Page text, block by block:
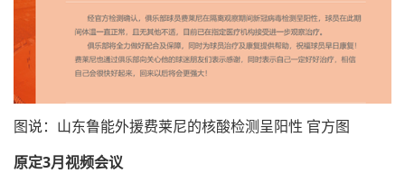
图说：山东鲁能外援费莱尼的核酸检测呈阳性 官方图
原定3月视频会议